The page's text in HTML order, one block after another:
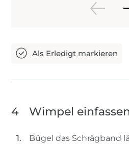
4 Wimpel einfassen
Bügel das Schrägband